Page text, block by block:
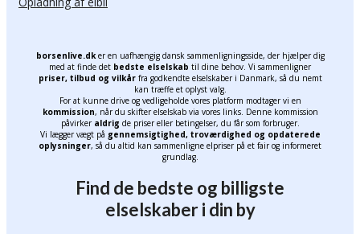
borsenlive.dker en uafhængig dansk sammenligningsside, der hjælper dig
med at finde det bedste elselskab til dine behov. Vi sammenligner
priser, tilbud og vilkårfra godkendte elselskaber i Danmark, så du nemt
kan træffe et oplyst valg.
For at kunne drive og vedligeholde vores platform modtager vi en
kommission, når du skifter elselskab via vores links. Denne kommission
påvirker aldrig de priser eller betingelser, du får som forbruger.
Vi lægger vægt på gennemsigtighed, troværdighed og opdaterede
oplysninger, så du altid kan sammenligne elpriser på et fair og informeret
grundlag.
Find de bedste og billigste
elselskaber i din by